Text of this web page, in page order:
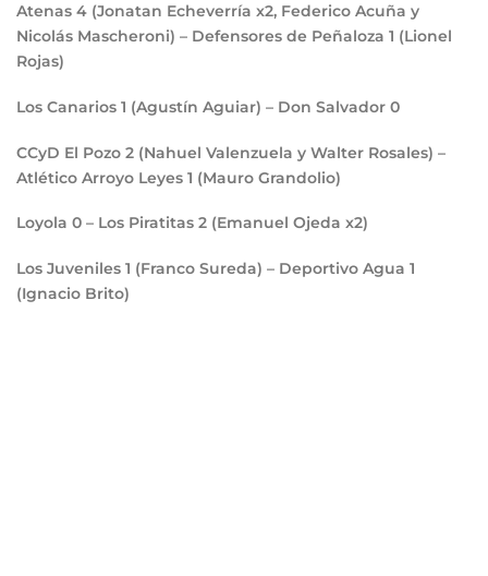
Atenas 4 (Jonatan Echeverría x2, Federico Acuña y
Nicolás Mascheroni) – Defensores de Peñaloza 1 (Lionel
Rojas)
Los Canarios 1 (Agustín Aguiar) – Don Salvador 0
CCyD El Pozo 2 (Nahuel Valenzuela y Walter Rosales) –
Atlético Arroyo Leyes 1 (Mauro Grandolio)
Loyola 0 – Los Piratitas 2 (Emanuel Ojeda x2)
Los Juveniles 1 (Franco Sureda) – Deportivo Agua 1
(Ignacio Brito)